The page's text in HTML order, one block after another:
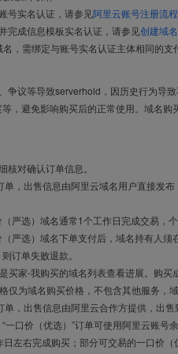
号实名认证，请参见阿里云账号注册流程
完成信息模板实名认证，请参见创建域
名，需绑定与账号实名认证主体相同的支
争议等导致serverhold，因历史行为导
，避免影响购买后的正常使用。域名
对确认订单信息。
单，出售信息由阿里云域名用户直接发
严选）域名通常1个工作日完成交易，
严选）域名下单支付后，域名持有人
订单失败退款。
买家-我购买的域名列表查看进展。购
仅为域名购买价格，不包含其他服务，
单，出售信息由阿里云合作方提供，出
一口价（优选）”订单可使用阿里云账
左右完成购买；部分可交易的一口价